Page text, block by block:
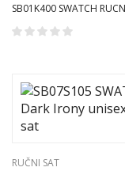
SB01K400 SWATCH
RUČNI SAT